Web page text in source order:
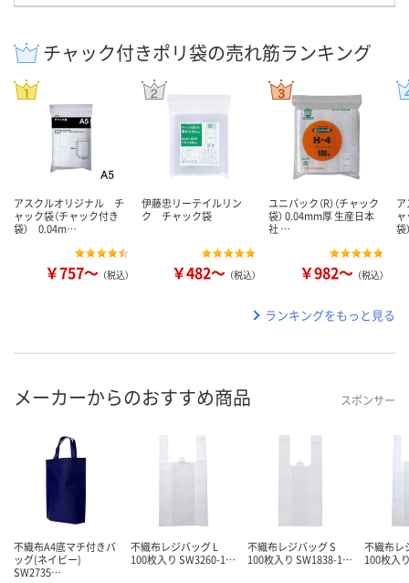
チャック付きポリ袋の売れ筋ランキング
アスクルオリジナル チ
ャック袋（チャック付き
袋） 0.04m…
￥757～ （税込）
伊藤忠リーテイルリン
ク チャック袋
￥482～ （税込）
ユニパック（R）（チャック
袋） 0.04mm厚 生産日本
社 …
￥982～ （税込）
ャ
ランキングをもっと見る
メーカーからのおすすめ商品 スポンサー
不織布A4底マチ付きバ
ッグ(ネイビー)
SW2735…
不織布レジバッグ L
100枚入り SW3260-1…
不織布レジバッグ S
100枚入り SW1838-1…
不織布レ
100枚入